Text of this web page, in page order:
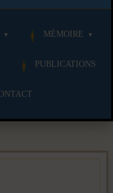
MÉMOIRE
PUBLICATIONS